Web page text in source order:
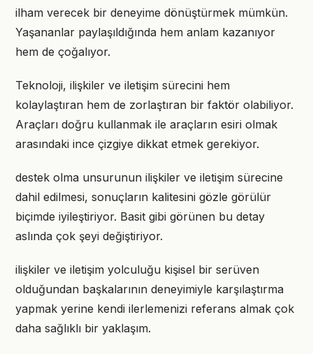
ilham verecek bir deneyime dönüştürmek mümkün.
Yaşananlar paylaşıldığında hem anlam kazanıyor
hem de çoğalıyor.
Teknoloji, ilişkiler ve iletişim sürecini hem
kolaylaştıran hem de zorlaştıran bir faktör olabiliyor.
Araçları doğru kullanmak ile araçların esiri olmak
arasındaki ince çizgiye dikkat etmek gerekiyor.
destek olma unsurunun ilişkiler ve iletişim sürecine
dahil edilmesi, sonuçların kalitesini gözle görülür
biçimde iyileştiriyor. Basit gibi görünen bu detay
aslında çok şeyi değiştiriyor.
ilişkiler ve iletişim yolculuğu kişisel bir serüven
olduğundan başkalarının deneyimiyle karşılaştırma
yapmak yerine kendi ilerlemenizi referans almak çok
daha sağlıklı bir yaklaşım.